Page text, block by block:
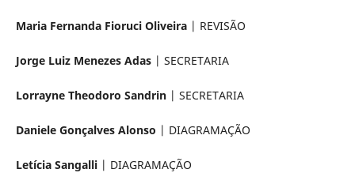
Maria Fernanda Fioruci Oliveira| REVISÃO
Jorge Luiz Menezes Adas| SECRETARIA
Lorrayne Theodoro Sandrin| SECRETARIA
Daniele Gonçalves Alonso | DIAGRAMAÇÃO
Letícia Sangalli| DIAGRAMAÇÃO